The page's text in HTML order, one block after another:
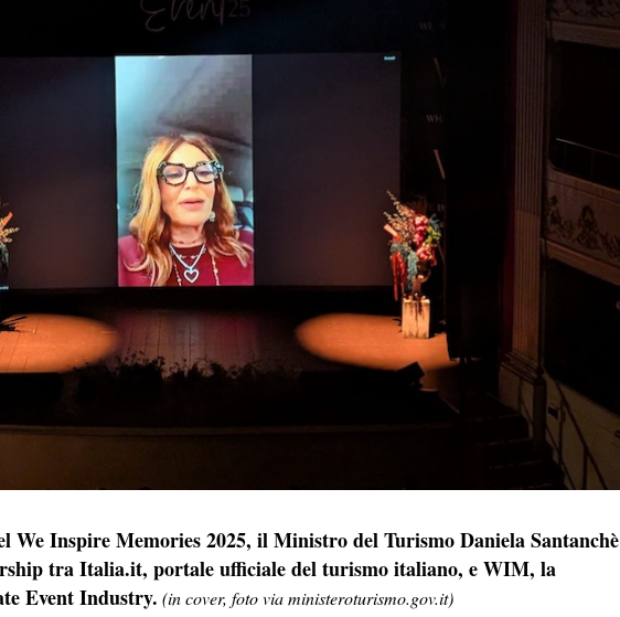
We Inspire Memories 2025, il Ministro del Turismo Daniela Santanchè
tra Italia.it, portale ufficiale del turismo italiano, e WIM, la
Event Industry. (in cover, foto via ministeroturismo.gov.it)